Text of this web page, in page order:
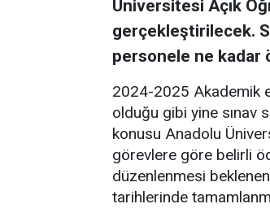
Üniversitesi Açık
gerçekleştirilecek.
personele ne kadar
2024-2025 Akademik
olduğu gibi yine sınav
konusu Anadolu
görevlere göre belirli
düzenlenmesi
tarihlerinde